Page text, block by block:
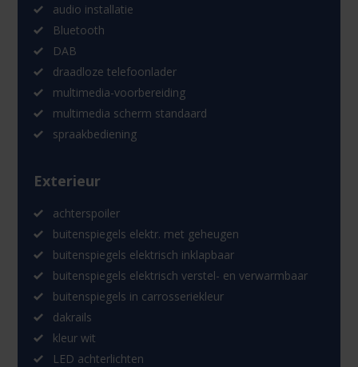
audio installatie
Bluetooth
DAB
draadloze telefoonlader
multimedia-voorbereiding
multimedia scherm standaard
spraakbediening
Exterieur
achterspoiler
buitenspiegels elektr. met geheugen
buitenspiegels elektrisch inklapbaar
buitenspiegels elektrisch verstel- en verwarmbaar
buitenspiegels in carrosseriekleur
dakrails
kleur wit
LED achterlichten